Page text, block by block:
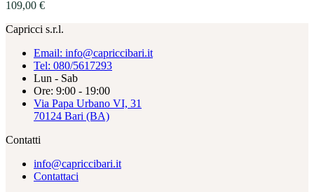
109,00 €
Capricci s.r.l.
Email: info@capriccibari.it
Tel: 080/5617293
Lun - Sab
Ore: 9:00 - 19:00
Via Papa Urbano VI, 31
70124 Bari (BA)
Contatti
info@capriccibari.it
Contattaci